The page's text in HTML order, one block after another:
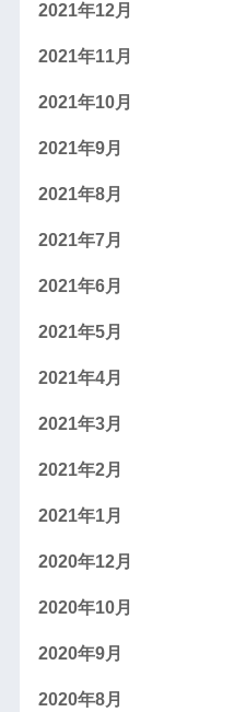
2021年12月
2021年11月
2021年10月
2021年9月
2021年8月
2021年7月
2021年6月
2021年5月
2021年4月
2021年3月
2021年2月
2021年1月
2020年12月
2020年10月
2020年9月
2020年8月